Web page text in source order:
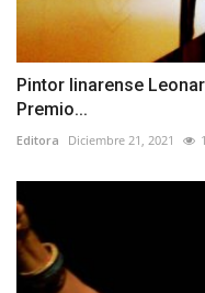
Pintor linarense
Premio...
Editora Diciembre 21, 2021